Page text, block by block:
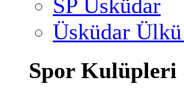
SP Üsküdar
Üsküdar Ülkü
Spor Kulüpleri